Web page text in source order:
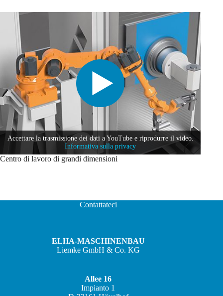
Accettare la trasmissione dei dati a YouTube e riprodurre il video.
Informativa sulla privacy
Centro di lavoro di grandi dimensioni
Contattateci
ELHA-MASCHINENBAU
Liemke GmbH & Co. KG
Allee 16
Impianto 1